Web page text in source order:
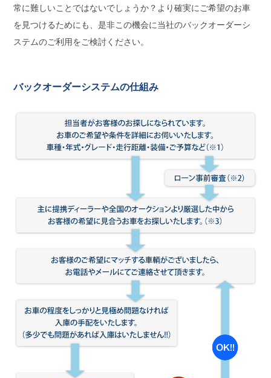
常に難しいことではないでしょうか？より確実にご希望のお車
を見つけるためにも、是非この機会に当社のバックオーダーシ
ステムのご利用をご検討ください。
バックオーダーシステムの仕組み